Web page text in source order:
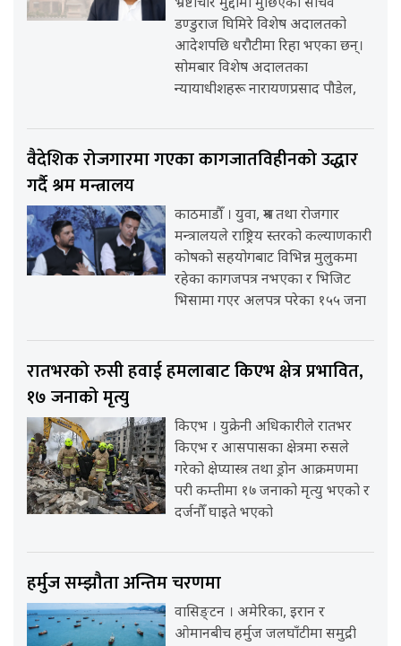
भ्रष्टाचार मुद्दामा मुछिएका सचिव
डण्डुराज घिमिरे विशेष अदालतको
आदेशपछि धरौटीमा रिहा भएका छन्।
सोमबार विशेष अदालतका
न्यायाधीशहरू नारायणप्रसाद पौडेल,
वैदेशिक रोजगारमा गएका कागजातविहीनको उद्धार
गर्दै श्रम मन्त्रालय
काठमाडौँ । युवा, श्रम तथा रोजगार
मन्त्रालयले राष्ट्रिय स्तरको कल्याणकारी
कोषको सहयोगबाट विभिन्न मुलुकमा
रहेका कागजपत्र नभएका र भिजिट
भिसामा गएर अलपत्र परेका १५५ जना
रातभरको रुसी हवाई हमलाबाट किएभ क्षेत्र प्रभावित,
१७ जनाको मृत्यु
किएभ । युक्रेनी अधिकारीले रातभर
किएभ र आसपासका क्षेत्रमा रुसले
गरेको क्षेप्यास्त्र तथा ड्रोन आक्रमणमा
परी कम्तीमा १७ जनाको मृत्यु भएको र
दर्जनौँ घाइते भएको
हर्मुज सम्झौता अन्तिम चरणमा
वासिङ्टन । अमेरिका, इरान र
ओमानबीच हर्मुज जलघाँटीमा समुद्री